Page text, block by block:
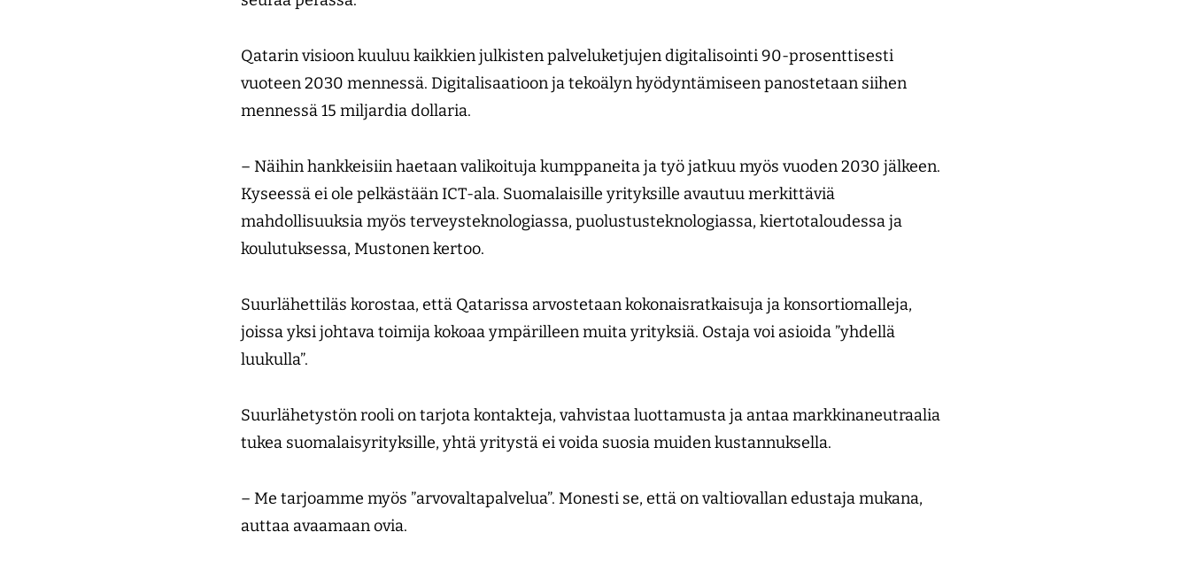
Qatarin visioon kuuluu kaikkien julkisten palveluketjujen digitalisointi 90-prosenttisesti
vuoteen 2030 mennessä. Digitalisaatioon ja tekoälyn hyödyntämiseen panostetaan siihen
mennessä 15 miljardia dollaria.
– Näihin hankkeisiin haetaan valikoituja kumppaneita ja työ jatkuu myös vuoden 2030 jälkeen.
Kyseessä ei ole pelkästään ICT-ala. Suomalaisille yrityksille avautuu merkittäviä
mahdollisuuksia myös terveysteknologiassa, puolustusteknologiassa, kiertotaloudessa ja
koulutuksessa, Mustonen kertoo.
Suurlähettiläs korostaa, että Qatarissa arvostetaan kokonaisratkaisuja ja konsortiomalleja,
joissa yksi johtava toimija kokoaa ympärilleen muita yrityksiä. Ostaja voi asioida ”yhdellä
luukulla”.
Suurlähetystön rooli on tarjota kontakteja, vahvistaa luottamusta ja antaa markkinaneutraalia
tukea suomalaisyrityksille, yhtä yritystä ei voida suosia muiden kustannuksella.
– Me tarjoamme myös ”arvovaltapalvelua”. Monesti se, että on valtiovallan edustaja mukana,
auttaa avaamaan ovia.